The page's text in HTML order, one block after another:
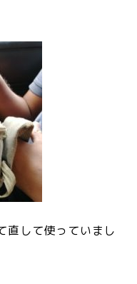
直して使っていまし